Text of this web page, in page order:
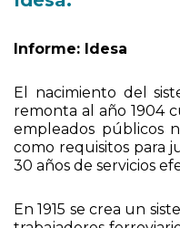
El nacimiento del
remonta al año 1904
empleados públicos
como requisitos para